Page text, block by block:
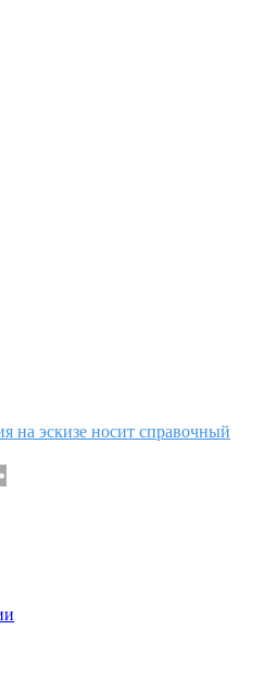
на эскизе носит справочный